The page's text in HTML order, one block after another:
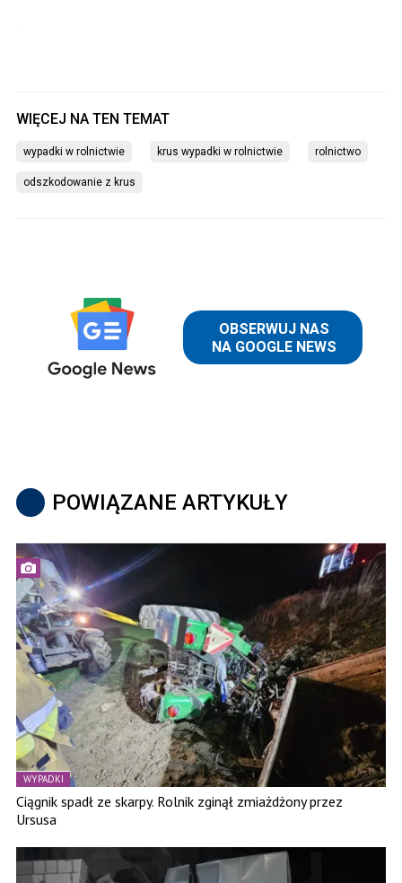
wypadki w rolnictwie krus wypadki w rolnictwie rolnictwo
odszkodowanie z krus
POWIĄZANE ARTYKUŁY
WYPADKI
Ciągnik spadł ze skarpy. Rolnik zginął zmiażdżony przez
Ursusa